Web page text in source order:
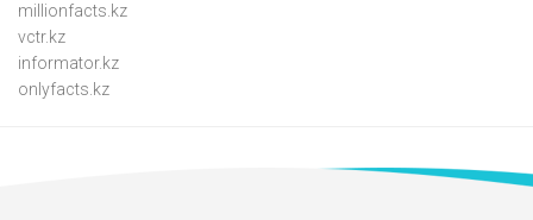
millionfacts.kz
vctr.kz
informator.kz
onlyfacts.kz